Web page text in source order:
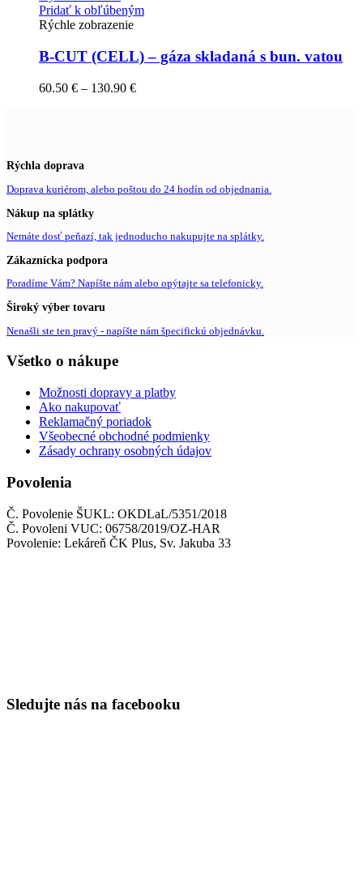
Pridať k obľúbeným
Rýchle zobrazenie
B-CUT (CELL) – gáza skladaná s bun. vatou
60.50 € – 130.90 €
Rýchla doprava
Doprava kuriérom, alebo poštou do 24 hodín od objednania.
Nákup na splátky
Nemáte dosť peňazí, tak jednoducho nakupujte na splátky.
Zákaznícka podpora
Poradíme Vám? Napíšte nám alebo opýtajte sa telefonicky.
Široký výber tovaru
Nenašli ste ten pravý - napíšte nám špecifickú objednávku.
Všetko o nákupe
Možnosti dopravy a platby
Ako nakupovať
Reklamačný poriadok
Všeobecné obchodné podmienky
Zásady ochrany osobných údajov
Povolenia
Č. Povolenie ŠUKL: OKDLaL/5351/2018
Č. Povoleni VUC: 06758/2019/OZ-HAR
Povolenie: Lekáreň ČK Plus, Sv. Jakuba 33
Sledujte nás na facebooku